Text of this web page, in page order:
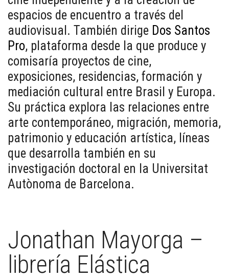
espacios de encuentro a través del
audiovisual. También dirige Dos Santos
Pro, plataforma desde la que produce y
comisaría proyectos de cine,
exposiciones, residencias, formación y
mediación cultural entre Brasil y Europa.
Su práctica explora las relaciones entre
arte contemporáneo, migración, memoria,
patrimonio y educación artística, líneas
que desarrolla también en su
investigación doctoral en la Universitat
Autònoma de Barcelona.
Jonathan Mayorga –
librería Elástica